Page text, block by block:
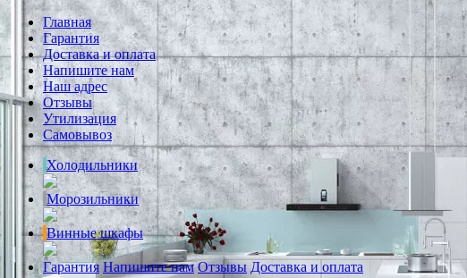
Главная
Гарантия
Доставка и оплата
Напишите нам
Наш адрес
Отзывы
Утилизация
Самовывоз
Холодильники
Морозильники
Винные шкафы
Гарантия Напишите нам Отзывы Доставка и оплата